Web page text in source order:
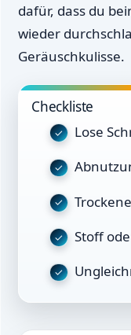
dafür, dass du
wieder
Geräuschkulisse.
Checkliste
Lose
Stoff